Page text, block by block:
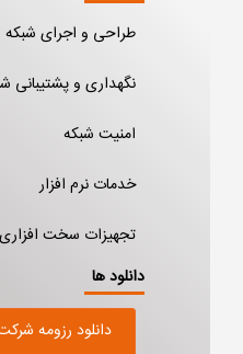
طراحی و اجرای شبکه
نگهداری و پشتیبانی
امنیت شبکه
خدمات نرم افزار
تجهیزات سخت افزاری
دانلود ها
دانلود رزومه